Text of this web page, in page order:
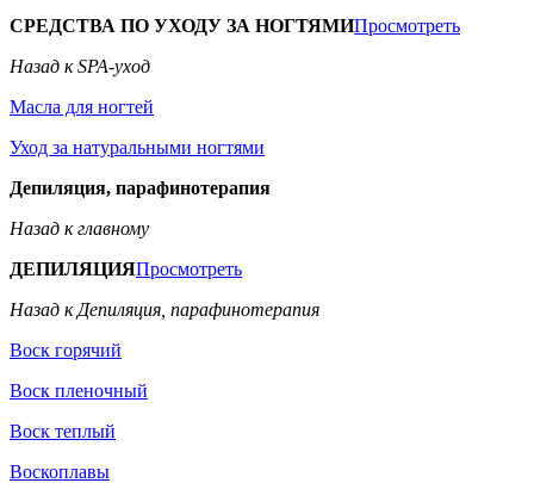
СРЕДСТВА ПО УХОДУ ЗА НОГТЯМИПросмотреть
Назад к SPA-уход
Масла для ногтей
Уход за натуральными ногтями
Депиляция, парафинотерапия
Назад к главному
ДЕПИЛЯЦИЯПросмотреть
Назад к Депиляция, парафинотерапия
Воск горячий
Воск пленочный
Воск теплый
Воскоплавы